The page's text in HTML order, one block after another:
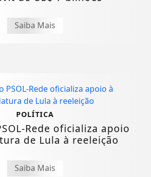
Saiba Mais
POLÍTICA
Rede oficializa apoio
de Lula à reeleição
Saiba Mais